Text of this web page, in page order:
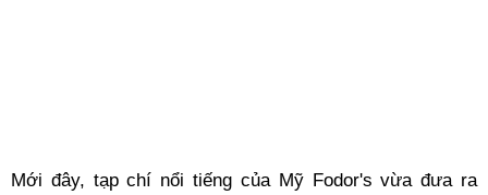
Mới đây, tạp chí nổi tiếng của Mỹ Fodor's vừa đưa ra